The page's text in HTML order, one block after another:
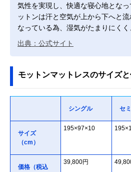
気性を実現し、快適な寝心地とな
ットンは汗と空気が上から下へと
なっている為、湿気がたまりにくく
出典：公式サイト
モットンマットレスのサイズ
シングル セ
サイズ
（cm）
195×97×10
価格（税込
39,800円